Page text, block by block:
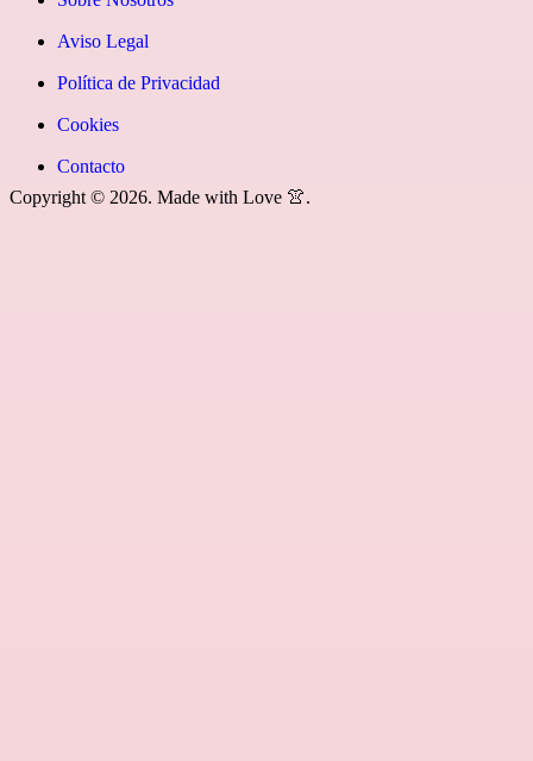
Copyright © 2026. Made with Love 👚.
youtube»]
News
icon=»fa
fa-
rss»]
Aviso Legal
Política de Privacidad
Cookies
Contacto